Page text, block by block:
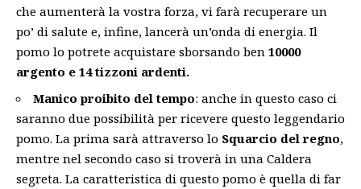
che aumenterà la vostra forza, vi farà recuperare un
po’ di salute e, infine, lancerà un’onda di energia. Il
pomo lo potrete acquistare sborsando ben 10000
argento e 14 tizzoni ardenti.
Manico proibito del tempo: anche in questo caso ci
saranno due possibilità per ricevere questo leggendario
pomo. La prima sarà attraverso lo Squarcio del regno,
mentre nel secondo caso si troverà in una Caldera
segreta. La caratteristica di questo pomo è quella di far